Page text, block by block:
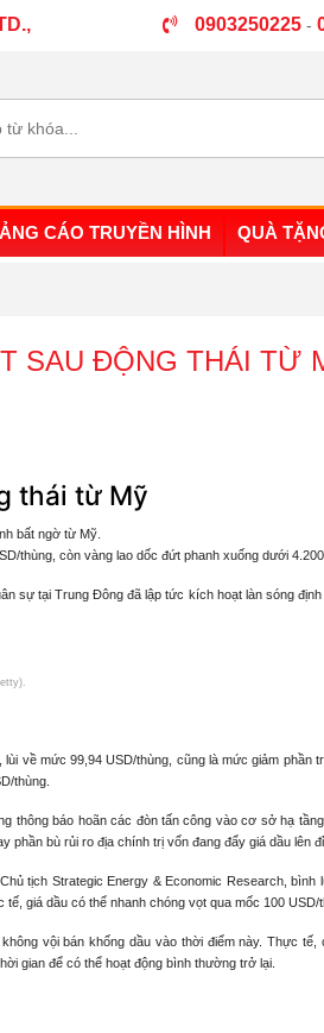
0903250225 -
CÁO TRUYỀN HÌNH QUÀ
SAU ĐỘNG THÁI TỪ
thái từ Mỹ
bất ngờ từ Mỹ.
thùng, còn vàng lao dốc đứt phanh xuống dưới
sự tại Trung Đông đã lập tức kích hoạt làn sóng định
về mức 99,94 USD/thùng, cũng là mức giảm phần
thùng.
thông báo hoãn các đòn tấn công vào cơ sở hạ
bù rủi ro địa chính trị vốn đang đẩy giá dầu lên
tịch Strategic Energy & Economic Research, bình
giá dầu có thể nhanh chóng vọt qua mốc 100 USD/
vội bán khống dầu vào thời điểm này. Thực
gian để có thể hoạt động bình thường trở lại.